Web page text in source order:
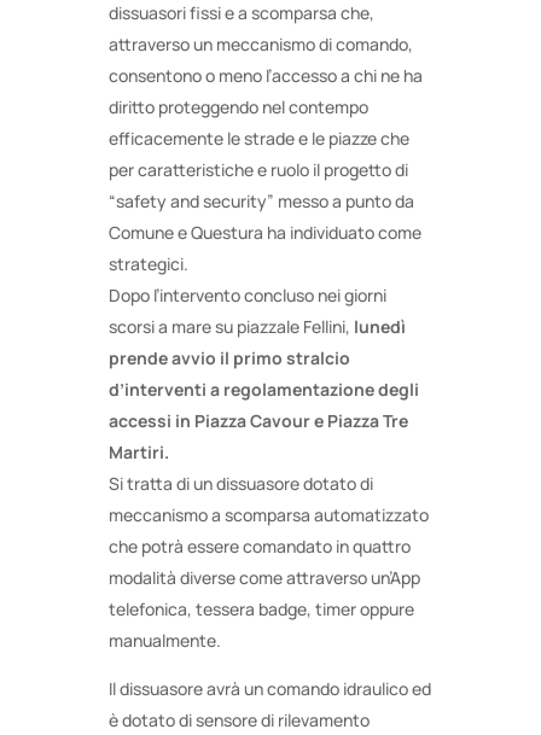
dissuasori fissi e a scomparsa che,
attraverso un meccanismo di comando,
consentono o meno l’accesso a chi ne ha
diritto proteggendo nel contempo
efficacemente le strade e le piazze che
per caratteristiche e ruolo il progetto di
“safety and security” messo a punto da
Comune e Questura ha individuato come
strategici.
Dopo l’intervento concluso nei giorni
scorsi a mare su piazzale Fellini, lunedì
prende avvio il primo stralcio
d’interventi a regolamentazione degli
accessi in Piazza Cavour e Piazza Tre
Martiri.
Si tratta di un dissuasore dotato di
meccanismo a scomparsa automatizzato
che potrà essere comandato in quattro
modalità diverse come attraverso un’App
telefonica, tessera badge, timer oppure
manualmente.
Il dissuasore avrà un comando idraulico ed
è dotato di sensore di rilevamento